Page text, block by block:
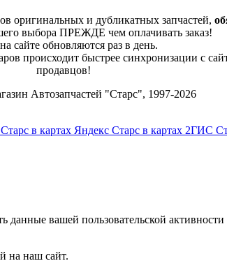
оригинальных и дубликатных запчастей,
выбора ПРЕЖДЕ чем оплачивать заказ!
сайте обновляются раз в день.
происходит быстрее синхронизации с
продавцов!
Автозапчастей "Старс", 1997-2026
Старс в картах Яндекс Старс в картах 2ГИС
вашей пользовательской
на наш сайт.